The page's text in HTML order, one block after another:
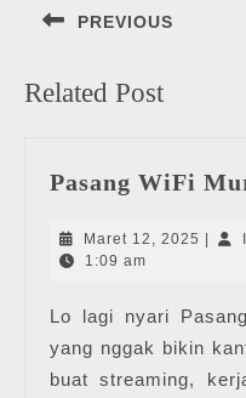
pos
PREVIOUS
post:
Related Post
Pasang WiFi
Maret 12, 2025 Maret
1:09 am
Lo lagi nyari
yang nggak bikin
buat streaming,